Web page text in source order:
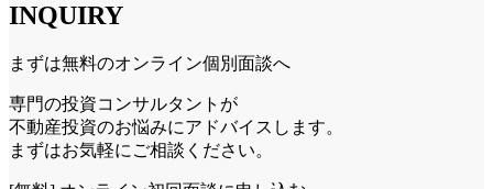
INQUIRY
まずは無料のオンライン個別面談へ
専門の投資コンサルタントが
不動産投資のお悩みにアドバイスします。
まずはお気軽にご相談ください。